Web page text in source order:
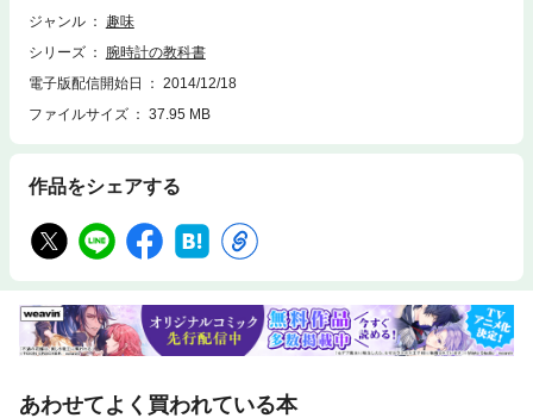
ジャンル
趣味
シリーズ
腕時計の教科書
電子版配信開始日
2014/12/18
ファイルサイズ
37.95 MB
作品をシェアする
あわせてよく買われている本